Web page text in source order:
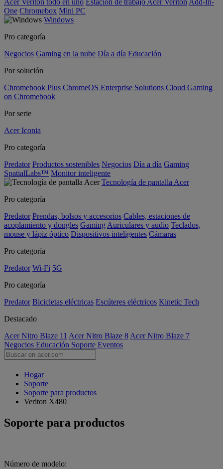
Acer Veriton todo en uno Estación de trabajo Acer Veriton Add-In-
One Chromebox Mini PC
Windows
Pro categoría
Negocios Gaming en la nube Día a día Educación
Por solución
Chromebook Plus ChromeOS Enterprise Solutions Cloud Gaming
on Chromebook
Por serie
Acer Iconia
Pro categoría
Predator Productos sostenibles Negocios Día a día Gaming
SpatialLabs™ Monitor inteligente
Tecnología de pantalla Acer
Pro categoría
Predator Prendas, bolsos y accesorios Cables, estaciones de
acoplamiento y dongles Gaming Auriculares y audio Teclados,
mouse y lápiz óptico Dispositivos inteligentes Cámaras
Pro categoría
Predator Wi-Fi 5G
Pro categoría
Predator Bicicletas eléctricas Escúteres eléctricos Kinetic Tech
Destacado
Acer Nitro Blaze 11 Acer Nitro Blaze 8 Acer Nitro Blaze 7
Negocios Educación Soporte Eventos
Hogar
Soporte
Soporte para productos
Veriton X480
Soporte para productos
Número de modelo: